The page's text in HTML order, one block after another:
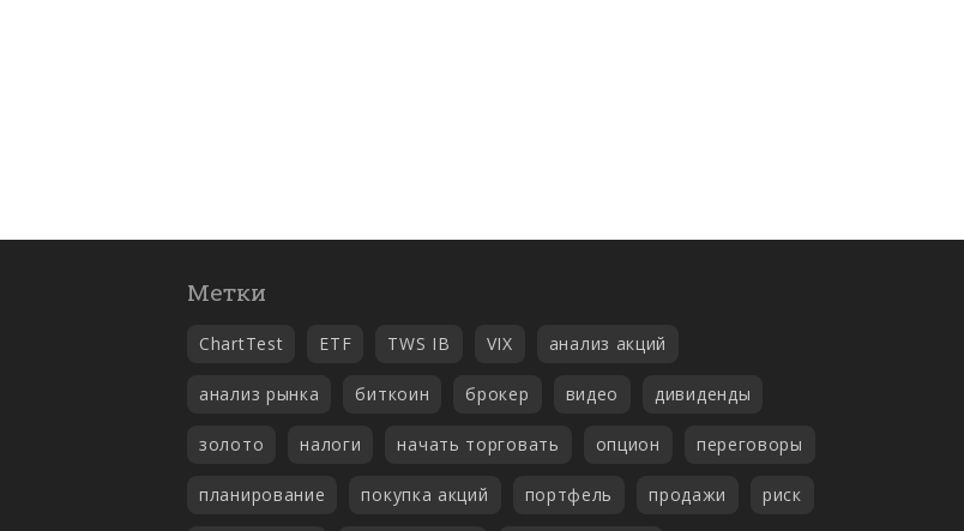
Метки
ChartTest ETF TWS IB VIX анализ акций
анализ рынка биткоин брокер видео дивиденды
золото налоги начать торговать опцион переговоры
планирование покупка акций портфель продажи риск